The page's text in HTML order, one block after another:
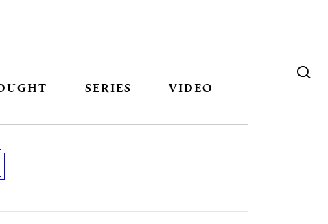
SERIES VIDEO